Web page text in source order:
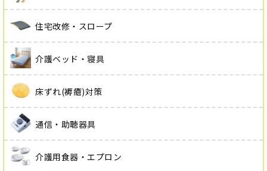
住宅改修・スロープ
介護ベッド・寝具
床ずれ(褥瘡)対策
通信・助聴器具
介護用食器・エプロン